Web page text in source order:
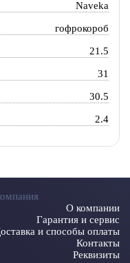
Naveka
гофрокороб
21.5
31
30.5
2.4
О компании
Гарантия и сервис
и способы оплаты
Контакты
Реквизиты